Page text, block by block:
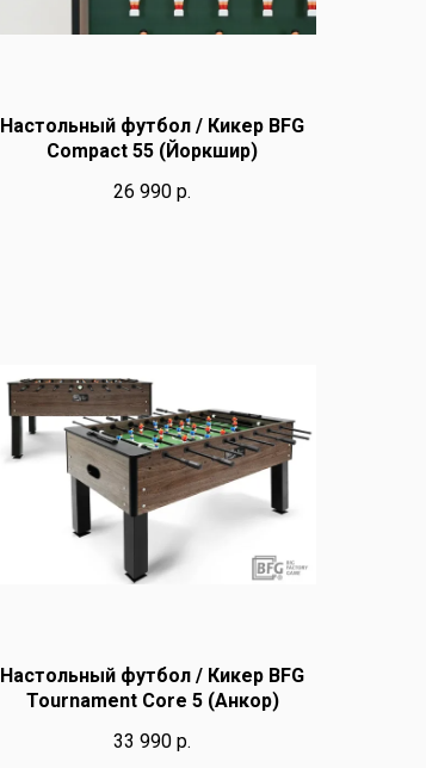
Настольный футбол / Кикер BFG
Compact 55 (Йоркшир)
26 990 р.
Настольный футбол / Кикер BFG
Tournament Core 5 (Анкор)
33 990 р.